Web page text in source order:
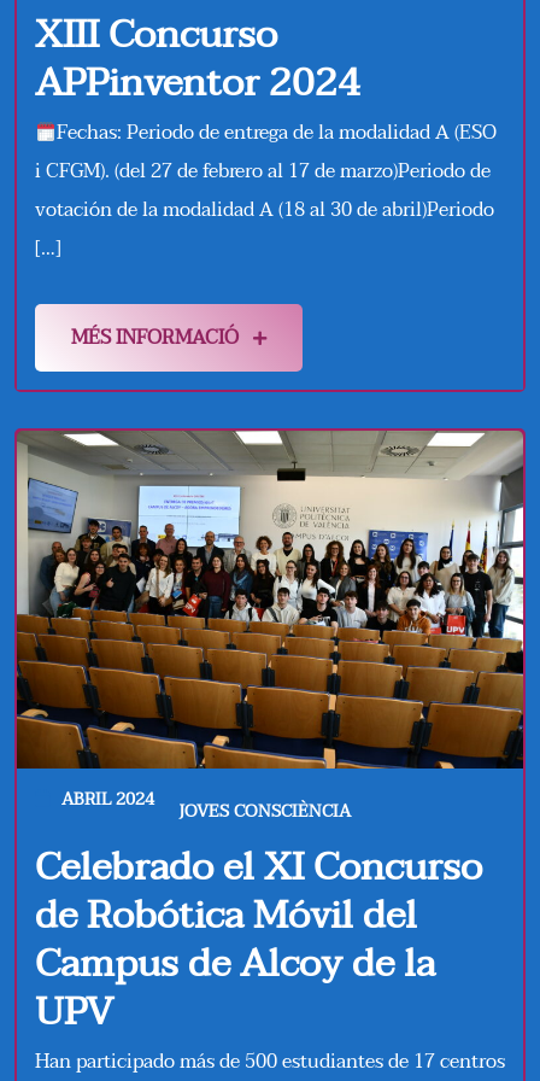
XIII Concurso
APPinventor 2024
Fechas: Periodo de entrega de la modalidad A (ESO
i CFGM). (del 27 de febrero al 17 de marzo)Periodo de
votación de la modalidad A (18 al 30 de abril)Periodo
[…]
MÉS INFORMACIÓ
ABRIL 2024 JOVES CONSCIÈNCIA
Celebrado el XI Concurso
de Robótica Móvil del
Campus de Alcoy de la
UPV
Han participado más de 500 estudiantes de 17 centros